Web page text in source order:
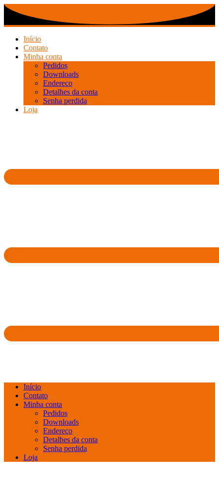
Ir
o
conteúdo
Início
Contato
Minha conta
Pedidos
Downloads
Endereço
Detalhes da conta
Senha perdida
Loja
Início
Contato
Minha conta
Pedidos
Downloads
Endereço
Detalhes da conta
Senha perdida
Loja